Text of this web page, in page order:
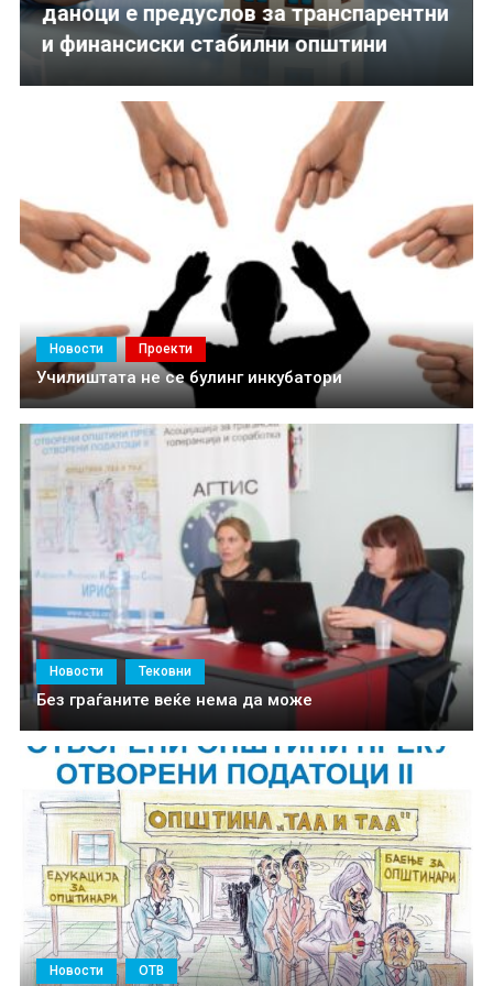
транспарентни и финансиски стабилни општини
даноци е предуслов за транспарентни
и финансиски стабилни општини
Новости Проекти
Училиштата не се булинг инкубатори
Новости Тековни
Без граѓаните веќе нема да може
Новости ОТВ